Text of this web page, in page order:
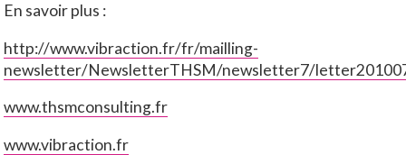
En savoir plus :
http://www.vibraction.fr/fr/mailling-
newsletter/NewsletterTHSM/newsletter7/
www.thsmconsulting.fr
www.vibraction.fr